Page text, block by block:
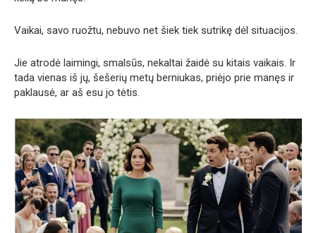
Vaikai, savo ruožtu, nebuvo net šiek tiek sutrikę dėl situacijos.
Jie atrodė laimingi, smalsūs, nekaltai žaidė su kitais vaikais. Ir
tada vienas iš jų, šešerių metų berniukas, priėjo prie manęs ir
paklausė, ar aš esu jo tėtis.